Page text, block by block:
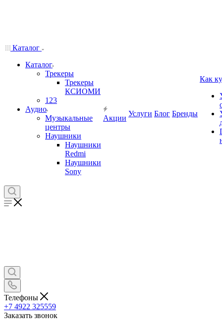
Каталог
Каталог
Трекеры
Трекеры
КСИОМИ
123
Аудио
Музыкальные
центры
Наушники
Наушники
Redmi
Наушники
Sony
Акции
Услуги Блог Бренды
Как
Телефоны
+7 4922 325559
Заказать звонок